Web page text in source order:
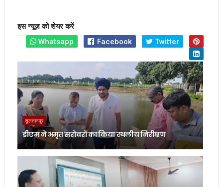
इस न्यूज़ को शेयर करें
Whatsapp
Facebook Twitter
सुलतानपुर
डीएम ने अमृत सरोवरों का किया स्थलीय निरीक्षण